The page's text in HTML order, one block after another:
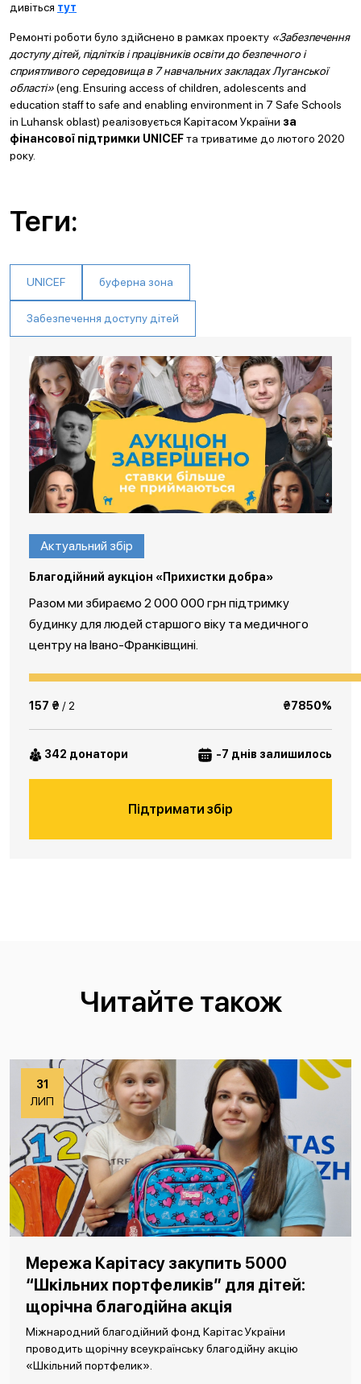
дивіться тут
Ремонті роботи було здійснено в рамках проекту «Забезпечення
доступу дітей, підлітків і працівників освіти до безпечного і
сприятливого середовища в 7 навчальних закладах Луганської
області»(eng. Ensuring access of children, adolescents and
education staff to safe and enabling environment in 7 Safe Schools
in Luhansk oblast) реалізовується Карітасом України за
фінансової підтримки UNICEFта триватиме до лютого 2020
року.
Теги:
UNICEF буферна зона
Забезпечення доступу дітей
Актуальний збір
Благодійний аукціон «Прихистки добра»
Разом ми збираємо 2 000 000 грн підтримку
будинку для людей старшого віку та медичного
центру на Івано-Франківщині.
157 ₴ / 2 ₴7850%
342 донатори -7 днів залишилось
Підтримати збір
Читайте також
31
ЛИП
Мережа Карітасу закупить 5000
“Шкільних портфеликів” для дітей:
щорічна благодійна акція
Міжнародний благодійний фонд Карітас України
проводить щорічну всеукраїнську благодійну акцію
«Шкільний портфелик».